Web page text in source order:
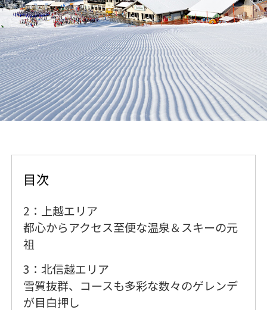
目次
2：上越エリア
都心からアクセス至便な温泉＆スキーの元
祖
3：北信越エリア
雪質抜群、コースも多彩な数々のゲレンデ
が目白押し